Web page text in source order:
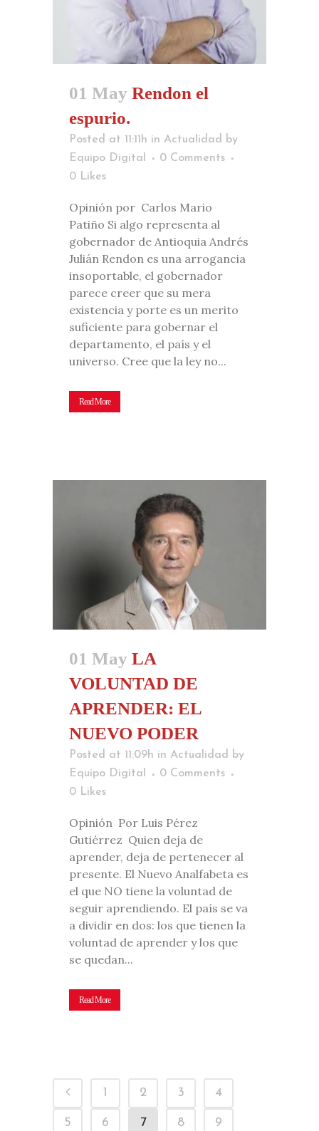
01 May Rendon el
espurio.
Posted at 11:11h in Actualidad
by
Equipo Digital
0 Comments
0 Likes
Opinión por Carlos Mario
Patiño Si algo representa al
gobernador de Antioquia Andrés
Julián Rendon es una arrogancia
insoportable, el gobernador
parece creer que su mera
existencia y porte es un merito
suficiente para gobernar el
departamento, el país y el
universo. Cree que la ley no...
Read More
01 May LA
VOLUNTAD DE
APRENDER: EL
NUEVO PODER
Posted at 11:09h in Actualidad
by
Equipo Digital
0 Comments
0 Likes
Opinión Por Luis Pérez
Gutiérrez Quien deja de
aprender, deja de pertenecer al
presente. El Nuevo Analfabeta es
el que NO tiene la voluntad de
seguir aprendiendo. El país se va
a dividir en dos: los que tienen la
voluntad de aprender y los que
se quedan...
Read More
1 2 3 4
5 6 7 8 9